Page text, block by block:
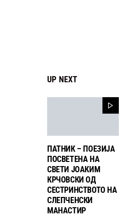
UP NEXT
ПАТНИК – ПОЕЗИЈА
ПОСВЕТЕНА НА
СВЕТИ ЈОАКИМ
КРЧОВСКИ ОД
СЕСТРИНСТВОТО НА
СЛЕПЧЕНСКИ
МАНАСТИР